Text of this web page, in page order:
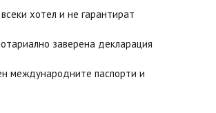
хотел и не гарантират
заверена декларация
международните паспорти и